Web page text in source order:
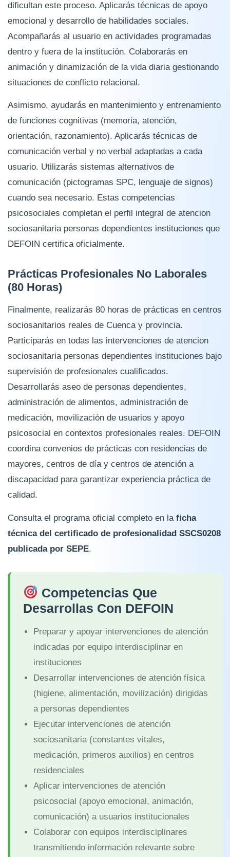
dificultan este proceso. Aplicarás técnicas de apoyo
emocional y desarrollo de habilidades sociales.
Acompañarás al usuario en actividades programadas
dentro y fuera de la institución. Colaborarás en
animación y dinamización de la vida diaria gestionando
situaciones de conflicto relacional.
Asimismo, ayudarás en mantenimiento y entrenamiento
de funciones cognitivas (memoria, atención,
orientación, razonamiento). Aplicarás técnicas de
comunicación verbal y no verbal adaptadas a cada
usuario. Utilizarás sistemas alternativos de
comunicación (pictogramas SPC, lenguaje de signos)
cuando sea necesario. Estas competencias
psicosociales completan el perfil integral de atencion
sociosanitaria personas dependientes instituciones que
DEFOIN certifica oficialmente.
Prácticas Profesionales No Laborales
(80 Horas)
Finalmente, realizarás 80 horas de prácticas en centros
sociosanitarios reales de Cuenca y provincia.
Participarás en todas las intervenciones de atencion
sociosanitaria personas dependientes instituciones bajo
supervisión de profesionales cualificados.
Desarrollarás aseo de personas dependientes,
administración de alimentos, administración de
medicación, movilización de usuarios y apoyo
psicosocial en contextos profesionales reales. DEFOIN
coordina convenios de prácticas con residencias de
mayores, centros de día y centros de atención a
discapacidad para garantizar experiencia práctica de
calidad.
Consulta el programa oficial completo en la ficha
técnica del certificado de profesionalidad SSCS0208
publicada por SEPE.
Competencias Que
Desarrollas Con DEFOIN
Preparar y apoyar intervenciones de atención
indicadas por equipo interdisciplinar en
instituciones
Desarrollar intervenciones de atención física
(higiene, alimentación, movilización) dirigidas
a personas dependientes
Ejecutar intervenciones de atención
sociosanitaria (constantes vitales,
medicación, primeros auxilios) en centros
residenciales
Aplicar intervenciones de atención
psicosocial (apoyo emocional, animación,
comunicación) a usuarios institucionales
Colaborar con equipos interdisciplinares
transmitiendo información relevante sobre